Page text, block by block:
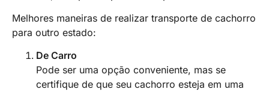
Melhores maneiras de realizar transporte de cachorro
para outro estado:
De Carro
Pode ser uma opção conveniente, mas se
certifique de que seu cachorro esteja em uma